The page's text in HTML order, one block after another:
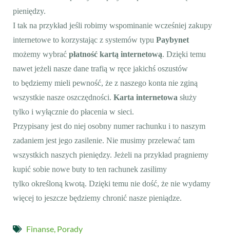
pieniędzy.
I tak na przykład jeśli robimy wspominanie wcześniej zakupy
internetowe to korzystając z systemów typu Paybynet
możemy wybrać płatność kartą internetową. Dzięki temu
nawet jeżeli nasze dane trafią w ręce jakichś oszustów
to będziemy mieli pewność, że z naszego konta nie zginą
wszystkie nasze oszczędności. Karta internetowa służy
tylko i wyłącznie do płacenia w sieci.
Przypisany jest do niej osobny numer rachunku i to naszym
zadaniem jest jego zasilenie. Nie musimy przelewać tam
wszystkich naszych pieniędzy. Jeżeli na przykład pragniemy
kupić sobie nowe buty to ten rachunek zasilimy
tylko określoną kwotą. Dzięki temu nie dość, że nie wydamy
więcej to jeszcze będziemy chronić nasze pieniądze.
Finanse Porady